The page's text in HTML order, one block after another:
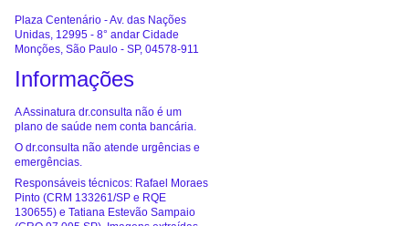
Plaza Centenário - Av. das Nações
Unidas, 12995 - 8° andar Cidade
Monções, São Paulo - SP, 04578-911
Informações
A Assinatura dr.consulta não é um
plano de saúde nem conta bancária.
O dr.consulta não atende urgências e
emergências.
Responsáveis técnicos: Rafael Moraes
Pinto (CRM 133261/SP e RQE
130655) e Tatiana Estevão Sampaio